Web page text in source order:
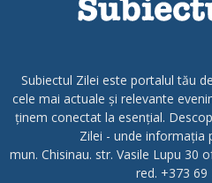
Subiectul Zilei este portalul tău
cele mai actuale și relevante
ținem conectat la esențial.
Zilei - unde informația
mun. Chisinau. str. Vasile Lupu 30
red. +373 69